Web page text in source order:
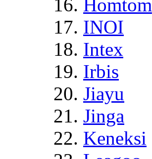
Homtom
INOI
Intex
Irbis
Jiayu
Jinga
Keneksi